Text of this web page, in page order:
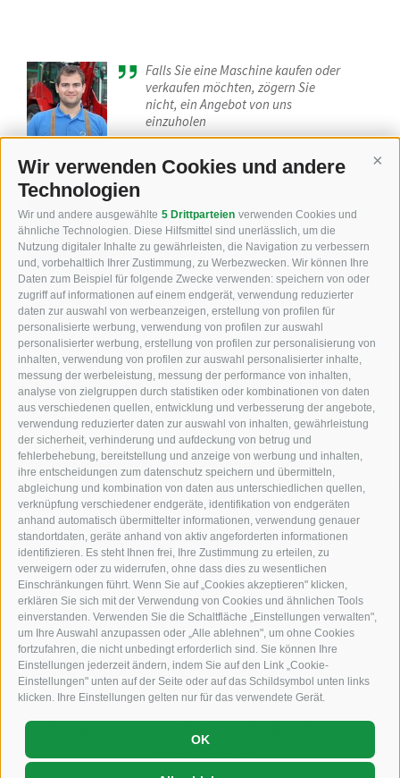
Wir verwenden Cookies und andere
Technologien
Wir und andere ausgewählte 5 Drittparteien verwenden Cookies und
ähnliche Technologien. Diese Hilfsmittel sind unerlässlich, um die
Nutzung digitaler Inhalte zu gewährleisten, die Navigation zu verbessern
und, vorbehaltlich Ihrer Zustimmung, zu Werbezwecken. Wir können Ihre
Daten zum Beispiel für folgende Zwecke verwenden: speichern von oder
zugriff auf informationen auf einem endgerät, verwendung reduzierter
daten zur auswahl von werbeanzeigen, erstellung von profilen für
personalisierte werbung, verwendung von profilen zur auswahl
personalisierter werbung, erstellung von profilen zur personalisierung von
inhalten, verwendung von profilen zur auswahl personalisierter inhalte,
messung der werbeleistung, messung der performance von inhalten,
analyse von zielgruppen durch statistiken oder kombinationen von daten
aus verschiedenen quellen, entwicklung und verbesserung der angebote,
verwendung reduzierter daten zur auswahl von inhalten, gewährleistung
der sicherheit, verhinderung und aufdeckung von betrug und
fehlerbehebung, bereitstellung und anzeige von werbung und inhalten,
ihre entscheidungen zum datenschutz speichern und übermitteln,
abgleichung und kombination von daten aus unterschiedlichen quellen,
verknüpfung verschiedener endgeräte, identifikation von endgeräten
anhand automatisch übermittelter informationen, verwendung genauer
standortdaten, geräte anhand von aktiv angeforderten informationen
identifizieren. Es steht Ihnen frei, Ihre Zustimmung zu erteilen, zu
verweigern oder zu widerrufen, ohne dass dies zu wesentlichen
Einschränkungen führt. Wenn Sie auf „Cookies akzeptieren" klicken,
erklären Sie sich mit der Verwendung von Cookies und ähnlichen Tools
einverstanden. Verwenden Sie die Schaltfläche „Einstellungen verwalten",
um Ihre Auswahl anzupassen oder „Alle ablehnen", um ohne Cookies
fortzufahren, die nicht unbedingt erforderlich sind. Sie können Ihre
Einstellungen jederzeit ändern, indem Sie auf den Link „Cookie-
Einstellungen" unten auf der Seite oder auf das Schildsymbol unten links
klicken. Ihre Einstellungen gelten nur für das verwendete Gerät.
OK
Falls Sie eine Maschine kaufen oder
verkaufen möchten, zögern Sie
nicht, ein Angebot von uns
einzuholen
Philipp Staudacher - Beratung
technische Geräte zu erleichtern.
Alex Unterhuber - Verkauf
KFZ, Bau und Landmaschinen
Industriezone Unterackern Fuggerstraße 18
I-39049Südtirol (BZ)
+39 0472 766010
+39 0472 766585
info@staudacher.it